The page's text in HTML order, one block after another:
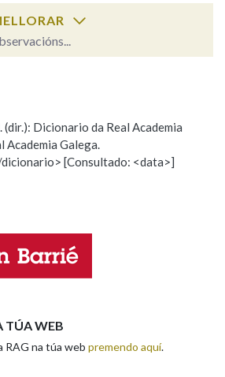
DE BUSCA
Hai un erro na palabra
a definición
(dir.): Dicionario da Real Academia
Academia Galega.
[Consultado: <data>]
TÚA WEB
RAG na túa web premendo aquí.